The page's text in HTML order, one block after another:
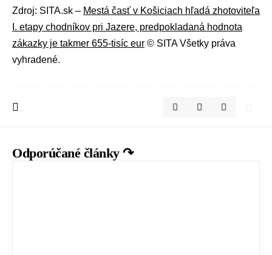
Zdroj: SITA.sk – Mestá časť v Košiciach hľadá zhotoviteľa
I. etapy chodníkov pri Jazere, predpokladaná hodnota
zákazky je takmer 655-tisíc eur © SITA Všetky práva
vyhradené.
Odporúčané články ↷